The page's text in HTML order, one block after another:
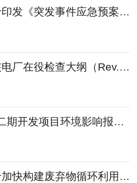
国务院办公厅关于印发《突发事件应急预案管理办法》的通知
关于涠洲6-8油田二期开发项目环境影响报告书的批复
国务院办公厅关于加快构建废弃物循环利用体系的意见